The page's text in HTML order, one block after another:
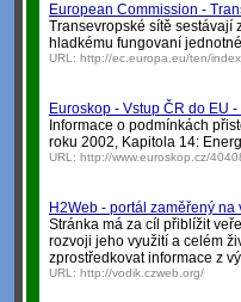
European Commission -
Transevropské sítě sestávají
hladkému fungovaní
URL: http://ec.europa.eu/ten/
Euroskop - Vstup ČR do EU
Informace o podmínkách
roku 2002, Kapitola 14:
URL: http://www.euroskop.cz/
H2Web - portál zaměřený na
Stránka má za cíl přiblížit
rozvoji jeho využití a celém
zprostředkovat informace z
URL: http://vodik.czweb.org/